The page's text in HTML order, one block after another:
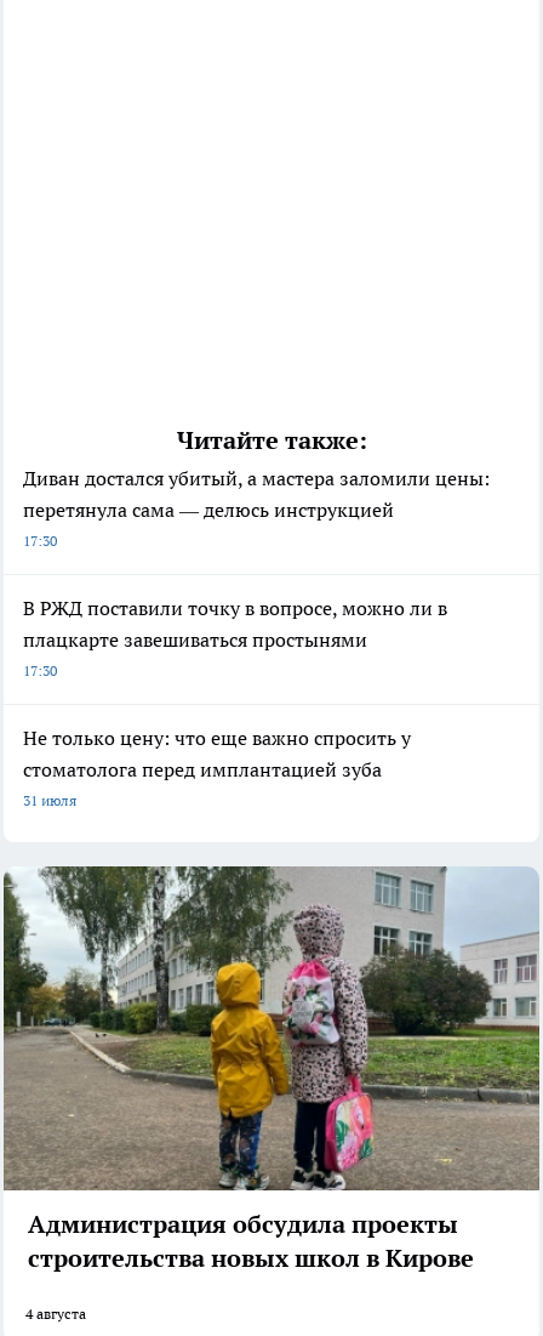
Читайте также:
Диван достался убитый, а мастера заломили цены:
перетянула сама — делюсь инструкцией
17:30
В РЖД поставили точку в вопросе, можно ли в
плацкарте завешиваться простынями
17:30
Не только цену: что еще важно спросить у
стоматолога перед имплантацией зуба
31 июля
Администрация обсудила проекты
строительства новых школ в Кирове
4 августа